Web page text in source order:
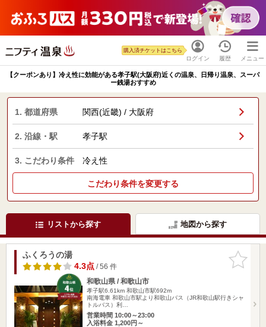
ログイン
購入済チケットはこちら
履歴 メニュー
【クーポンあり】冷え性に効能がある孝子駅(大阪府)近くの温泉、日帰り温泉、スーパ
ー銭湯おすすめ
1. 都道府県 関西(近畿) / 大阪府
2. 沿線・駅 孝子駅
3. こだわり条件 冷え性
こだわり条件を変更する
リストから探す 地図から探す
お気に入
りに追加
ふくろうの湯
4.3点/ 56 件
和歌山県 / 和歌山市
孝子駅6.61km 和歌山市駅692m
南海電車 和歌山市駅より和歌山バス（JR和歌山駅行きシャ
トルバス）利…
営業時間 10:00～23:00
入浴料金 1,200円～